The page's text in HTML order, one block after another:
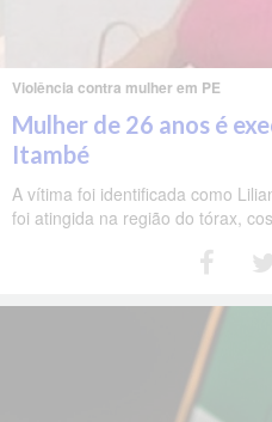
Violência contra mulher em PE
Mulher de 26 anos é
Itambé
A vítima foi identificada como
foi atingida na região do tórax,